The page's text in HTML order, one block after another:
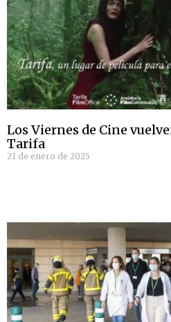
Los Viernes de Cine
Tarifa
21 de enero de 2025